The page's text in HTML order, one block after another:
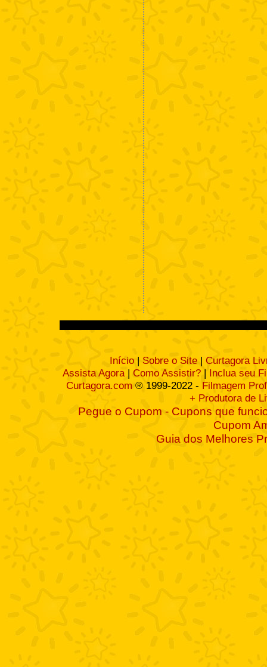
Início | Sobre o Site | Curtagora
Assista Agora| Como Assistir? | Inclua seu
Curtagora.com® 1999-2022 - Filmagem
+ Produtora de
Pegue o Cupom - Cupons que
Cupom
Guia dos Melhores